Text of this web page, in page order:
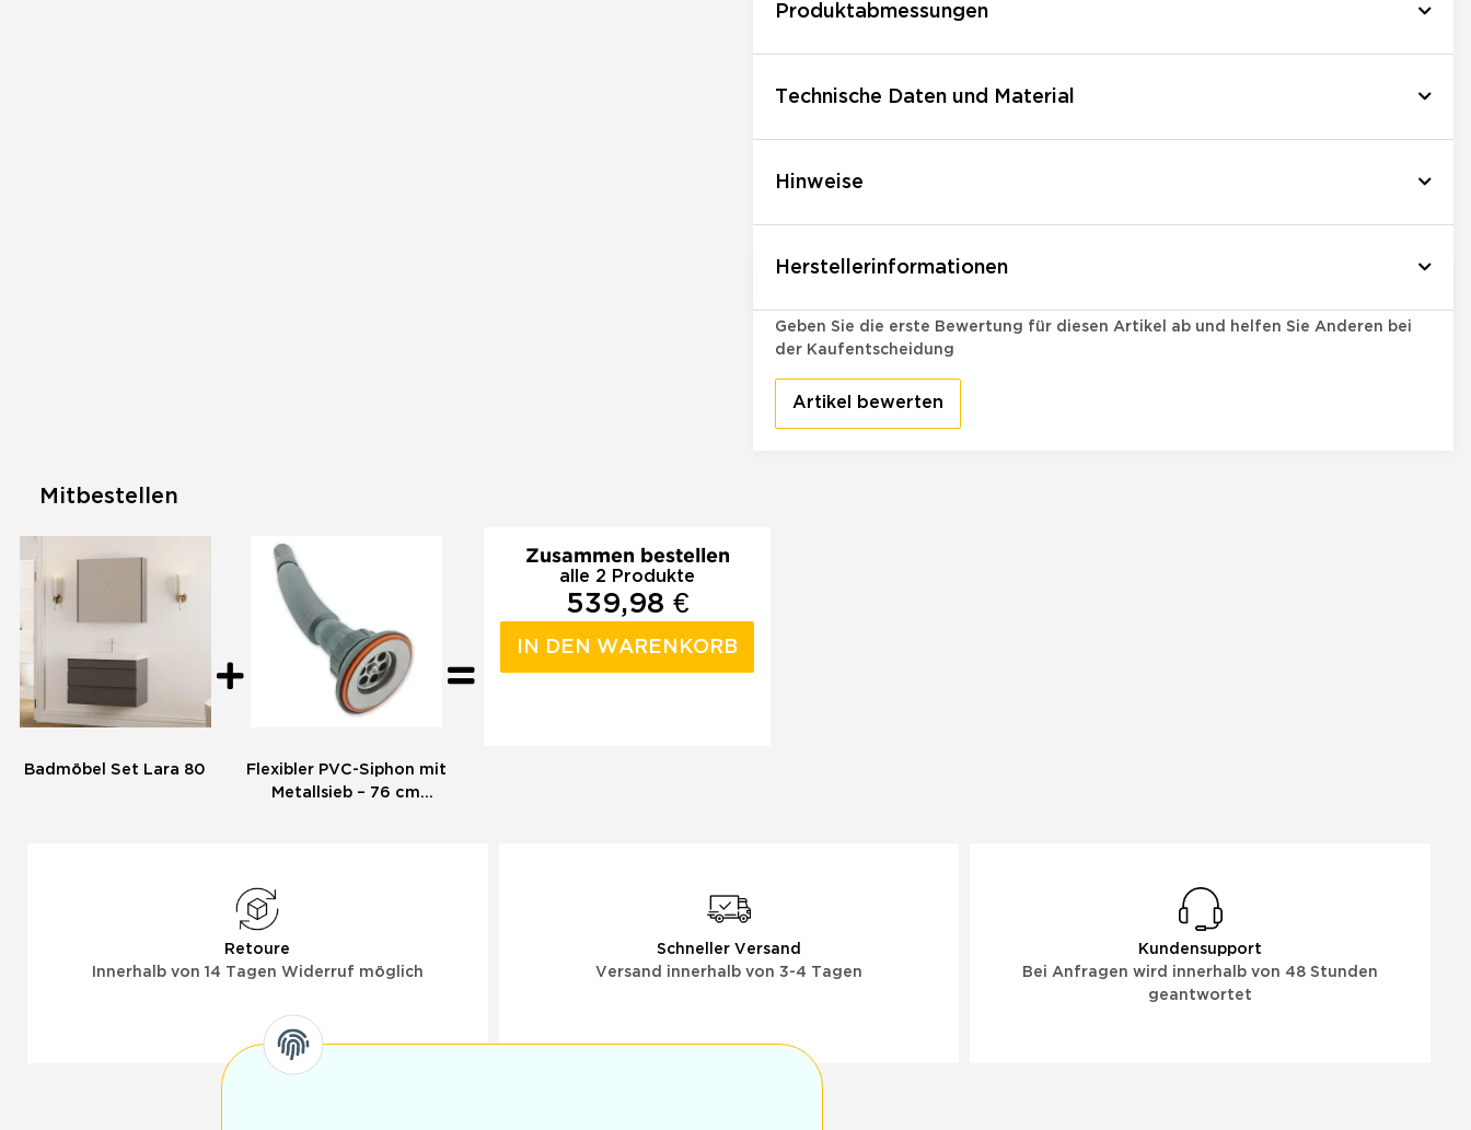
Produktabmessungen
Technische Daten und Material
Hinweise
Herstellerinformationen
Geben Sie die erste Bewertung für diesen Artikel ab und helfen Sie Anderen bei
der Kaufentscheidung
Artikel bewerten
Mitbestellen
Badmöbel Set Lara 80
Flexibler PVC-Siphon mit
Metallsieb – 76 cm
Zusammen bestellen
alle 2 Produkte
539,98 €
IN DEN WARENKORB
Retoure
Innerhalb von 14 Tagen Widerruf möglich
Schneller Versand
Versand innerhalb von 3-4 Tagen
Kundensupport
Bei Anfragen wird innerhalb von 48 Stunden
geantwortet